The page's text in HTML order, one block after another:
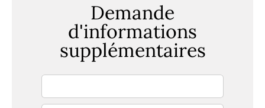
Demande
d'informations
supplémentaires